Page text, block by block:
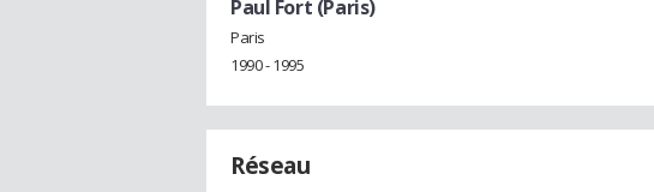
Paul Fort (Paris)
Paris
1990 - 1995
Réseau